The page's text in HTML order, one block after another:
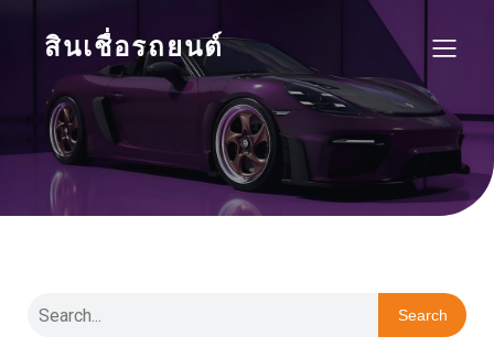
สินเชื่อรถยนต์
Search